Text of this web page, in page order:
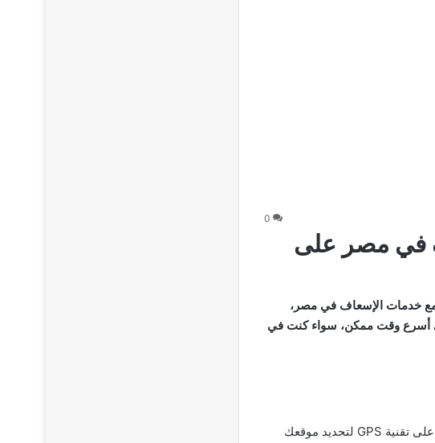
0
في مصر على
مع خدمات الإسعاف في مصر،
أسرع وقت ممكن، سواء كنت في
هو تطبيق ذكي مصمَّم ليربطك بأقرب سيارة إسعاف على مدار الساعة، يعتمد على تقنية GPS لتحديد موقعك